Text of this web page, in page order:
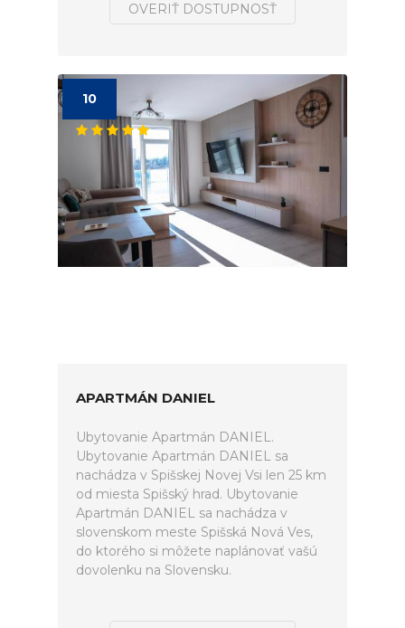
OVERIŤ DOSTUPNOSŤ
10
APARTMÁN DANIEL
Ubytovanie Apartmán DANIEL.
Ubytovanie Apartmán DANIEL sa
nachádza v Spišskej Novej Vsi len 25 km
od miesta Spišský hrad. Ubytovanie
Apartmán DANIEL sa nachádza v
slovenskom meste Spišská Nová Ves,
do ktorého si môžete naplánovať vašú
dovolenku na Slovensku.